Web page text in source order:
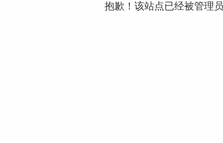
抱歉！该站点已经被管理